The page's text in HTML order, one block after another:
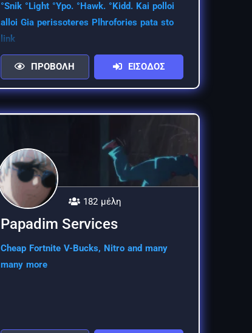
°Snik °Light °Ypo. °Hawk. °Kidd. Kai polloi
alloi Gia perissoteres Plhrofories pata sto
link
ΠΡΟΒΟΛΗ ΕΙΣΟΔΟΣ
182 μέλη
Papadim Services
Cheap Fortnite V-Bucks, Nitro and many
many more